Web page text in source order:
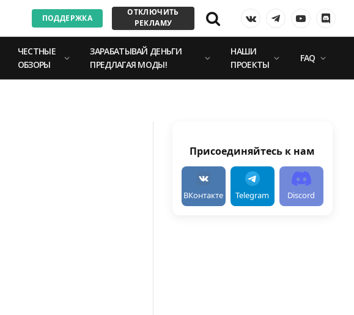
ПОДДЕРЖКА
ОТКЛЮЧИТЬ
РЕКЛАМУ
VKontakteTelegramYouTube
ЧЕСТНЫЕ
ОБЗОРЫ
ЗАРАБАТЫВАЙ ДЕНЬГИ
ПРЕДЛАГАЯ МОДЫ!
НАШИ
ПРОЕКТЫ
FAQ
Присоединяйтесь к нам
ВКонтакте Telegram Discord